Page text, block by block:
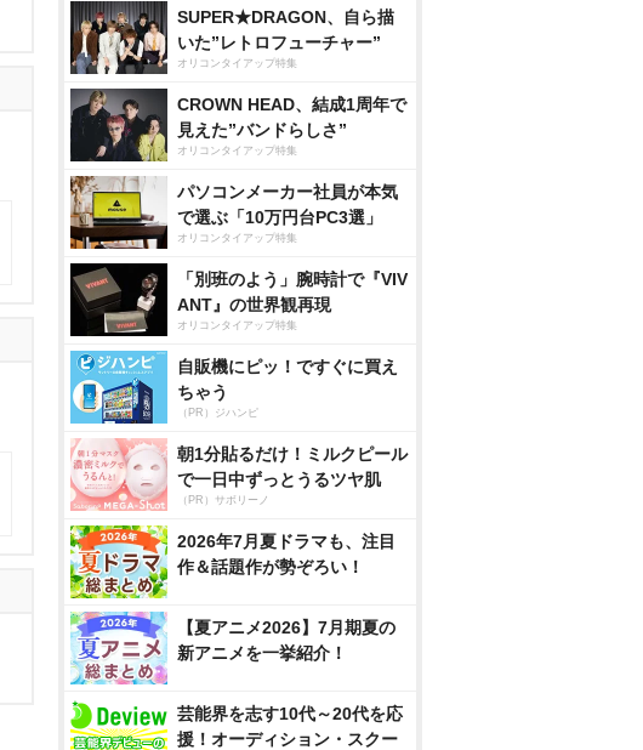
SUPER★DRAGON、自ら描
いた”レトロフューチャー”
オリコンタイアップ特集
CROWN HEAD、結成1周年で
見えた”バンドらしさ”
オリコンタイアップ特集
パソコンメーカー社員が本気
で選ぶ「10万円台PC3選」
オリコンタイアップ特集
「別班のよう」腕時計で『VIV
ANT』の世界観再現
オリコンタイアップ特集
自販機にピッ！ですぐに買え
ちゃう
（PR）ジハンピ
朝1分貼るだけ！ミルクピール
で一日中ずっとうるツヤ肌
（PR）サボリーノ
2026年7月夏ドラマも、注目
作＆話題作が勢ぞろい！
【夏アニメ2026】7月期夏の
新アニメを一挙紹介！
芸能界を志す10代～20代を応
援！オーディション・スクー